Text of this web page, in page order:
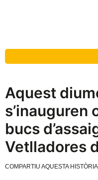
Aquest
s’inauguren
bucs
Vetlladores
COMPARTIU AQUESTA HISTÒRIA